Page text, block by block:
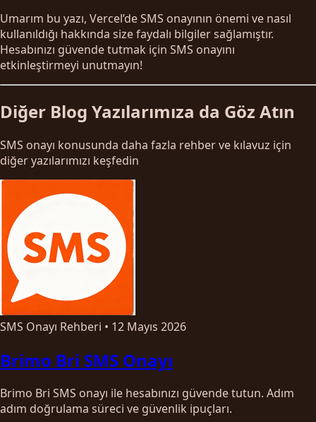
Umarım bu yazı, Vercel’de SMS onayının önemi ve nasıl
kullanıldığı hakkında size faydalı bilgiler sağlamıştır.
Hesabınızı güvende tutmak için SMS onayını
etkinleştirmeyi unutmayın!
Diğer Blog Yazılarımıza da Göz Atın
SMS onayı konusunda daha fazla rehber ve kılavuz için
diğer yazılarımızı keşfedin
SMS Onayı Rehberi • 12 Mayıs 2026
Brimo Bri SMS Onayı
Brimo Bri SMS onayı ile hesabınızı güvende tutun. Adım
adım doğrulama süreci ve güvenlik ipuçları.